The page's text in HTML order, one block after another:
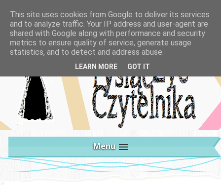
Menu
This site uses cookies from Google to deliver its services
and to analyze traffic. Your IP address and user-agent are
shared with Google along with performance and security
metrics to ensure quality of service, generate usage
statistics, and to detect and address abuse.
LEARN MORE GOT IT